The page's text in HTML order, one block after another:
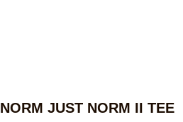
NORM JUST NORM II TEE